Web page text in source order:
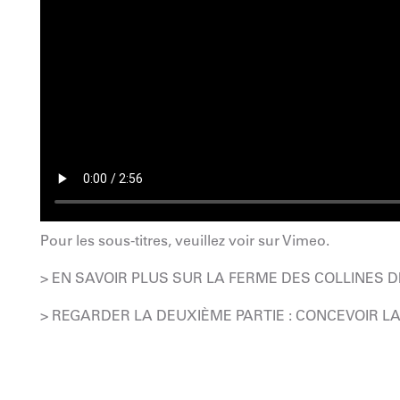
Pour les sous-titres, veuillez voir sur Vimeo.
> EN SAVOIR PLUS SUR LA FERME DES COLLINES
> REGARDER LA DEUXIÈME PARTIE : CONCEVOIR